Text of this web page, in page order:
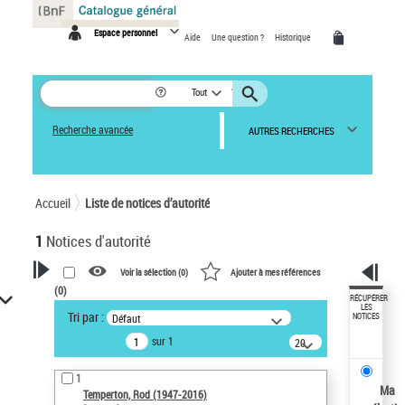
Espace personnel Aide Une question ? Historique
Tout
Recherche avancée AUTRES RECHERCHES
Accueil Liste de notices d’autorité
1 Notices d'autorité
VOTRE RECHERCHE
Recherche avancée dans les
notices d’autorité
Œuvres liées à l'auteur :
Temperton, Rod (1947-2016)
Voir la sélection (0) Ajouter à mes références
(0)
Tri par : Défaut
sur 1
20
résultats/page
1
Temperton, Rod (1947-2016)
RÉCUPÉRER
LES
NOTICES
Ma
Panneau de gestion des cookies